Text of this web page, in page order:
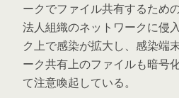
ークでファイル共有するため
法人組織のネットワークに侵
ク上で感染が拡大し、感染端
ーク共有上のファイルも暗
て注意喚起している。